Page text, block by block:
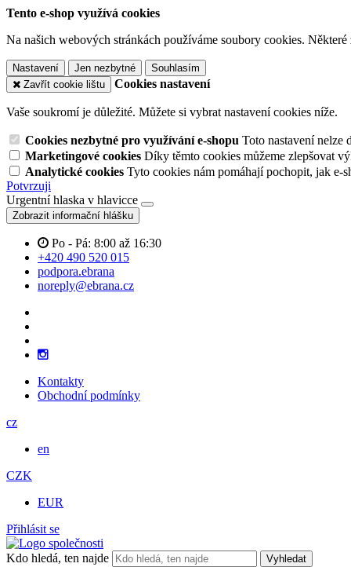
Tento e-shop využívá cookies
Na našich webových stránkách používáme soubory cookies.
Nastavení Jen nezbytné
Souhlasím
Zavřít cookie lištu
Cookies nastavení
Vaše soukromí je důležité. Můžete si vybrat nastavení cookies níže.
Cookies nezbytné pro využívání e-shopu Toto nastavení nelze
Marketingové cookies Díky těmto cookies můžeme zlepšovat
Analytické cookies Tyto cookies nám pomáhají pochopit, jak e-
Potvrzuji
Urgentní hlaska v hlavicce
Zobrazit informační hlášku
Po - Pá: 8:00 až 16:30
+420 490 520 015
podpora.ebrana
noreply@ebrana.cz
Kontakty
Obchodní podmínky
cz
en
CZK
EUR
Přihlásit se
Kdo hledá, ten najde Vyhledat